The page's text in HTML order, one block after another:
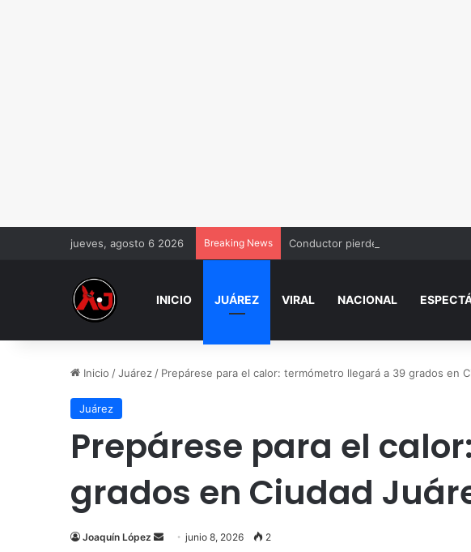
jueves, agosto 6 2026 Breaking News Conductor pierde el control y
INICIO JUÁREZ VIRAL NACIONAL
Inicio /Juárez / Prepárese para el calor: termómetro llegará a 39 grados en
Juárez
Prepárese para el
grados en Ciudad
Joaquín López
Sendjunio 8, 2026 2